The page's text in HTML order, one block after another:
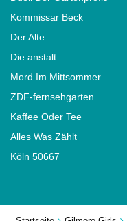
Kommissar Beck
Der Alte
Die anstalt
Mord Im Mittsommer
ZDF-fernsehgarten
Kaffee Oder Tee
Alles Was Zählt
Köln 50667